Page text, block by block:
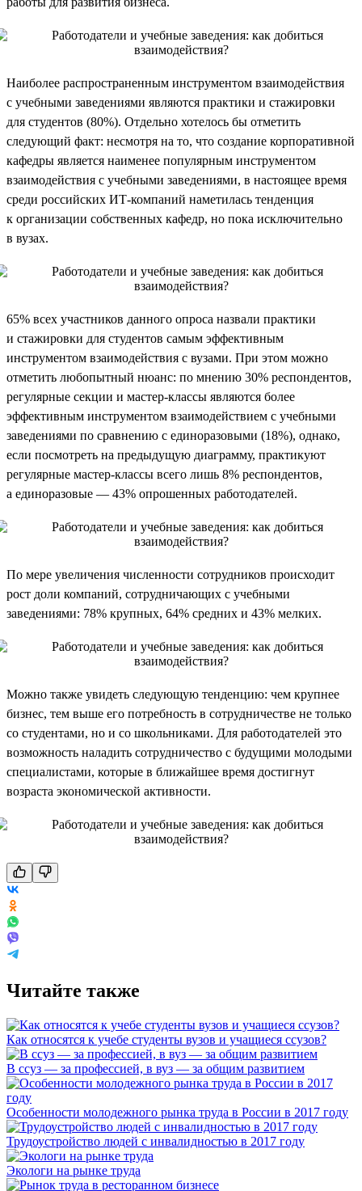
Наиболее распространенным инструментом взаимодействия
с учебными заведениями являются практики и стажировки
для студентов (80%). Отдельно хотелось бы отметить
следующий факт: несмотря на то, что создание корпоративной
кафедры является наименее популярным инструментом
взаимодействия с учебными заведениями, в настоящее время
среди российских ИТ-компаний наметилась тенденция
к организации собственных кафедр, но пока исключительно
в вузах.
65% всех участников данного опроса назвали практики
и стажировки для студентов самым эффективным
инструментом взаимодействия с вузами. При этом можно
отметить любопытный нюанс: по мнению 30% респондентов,
регулярные секции и мастер-классы являются более
эффективным инструментом взаимодействием с учебными
заведениями по сравнению с единоразовыми (18%), однако,
если посмотреть на предыдущую диаграмму, практикуют
регулярные мастер-классы всего лишь 8% респондентов,
а единоразовые — 43% опрошенных работодателей.
По мере увеличения численности сотрудников происходит
рост доли компаний, сотрудничающих с учебными
заведениями: 78% крупных, 64% средних и 43% мелких.
Можно также увидеть следующую тенденцию: чем крупнее
бизнес, тем выше его потребность в сотрудничестве не только
со студентами, но и со школьниками. Для работодателей это
возможность наладить сотрудничество с будущими молодыми
специалистами, которые в ближайшее время достигнут
возраста экономической активности.
Читайте также
Как относятся к учебе студенты вузов и учащиеся ссузов?
В ссуз — за профессией, в вуз — за общим развитием
Особенности молодежного рынка труда в России в 2017 году
Трудоустройство людей с инвалидностью в 2017 году
Экологи на рынке труда